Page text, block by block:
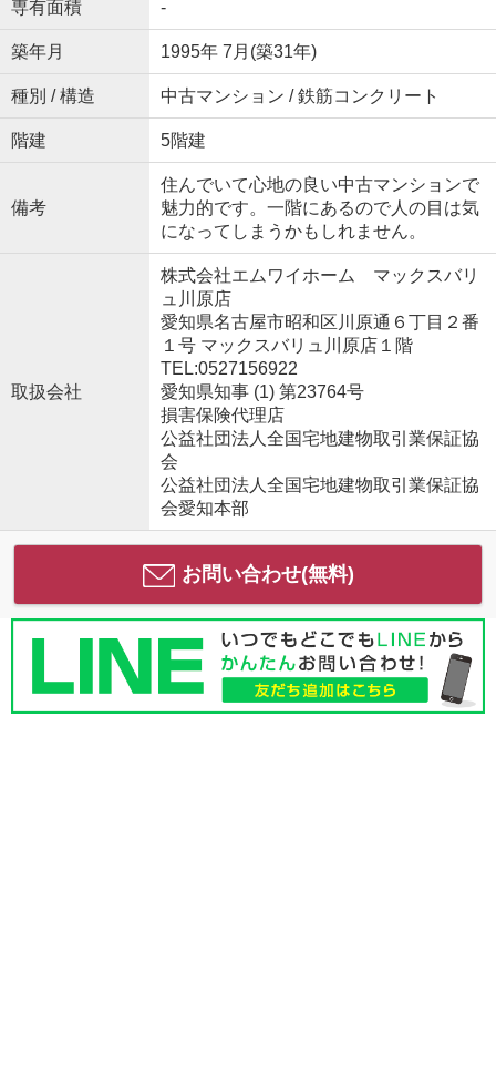
専有面積 -
築年月 1995年 7月(築31年)
種別 / 構造 中古マンション / 鉄筋コンクリート
階建 5階建
備考
住んでいて心地の良い中古マンションで
魅力的です。一階にあるので人の目は気
になってしまうかもしれません。
取扱会社
株式会社エムワイホーム マックスバリ
ュ川原店
愛知県名古屋市昭和区川原通６丁目２番
１号 マックスバリュ川原店１階
TEL:0527156922
愛知県知事 (1) 第23764号
損害保険代理店
公益社団法人全国宅地建物取引業保証協
会
公益社団法人全国宅地建物取引業保証協
会愛知本部
お問い合わせ(無料)